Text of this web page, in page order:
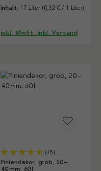
Inhalt: 17 Liter (0,32 € / 1 Liter)
inkl. MwSt. inkl. Versand
(75)
Piniendekor, grob, 20 –
40 mm, 60 l